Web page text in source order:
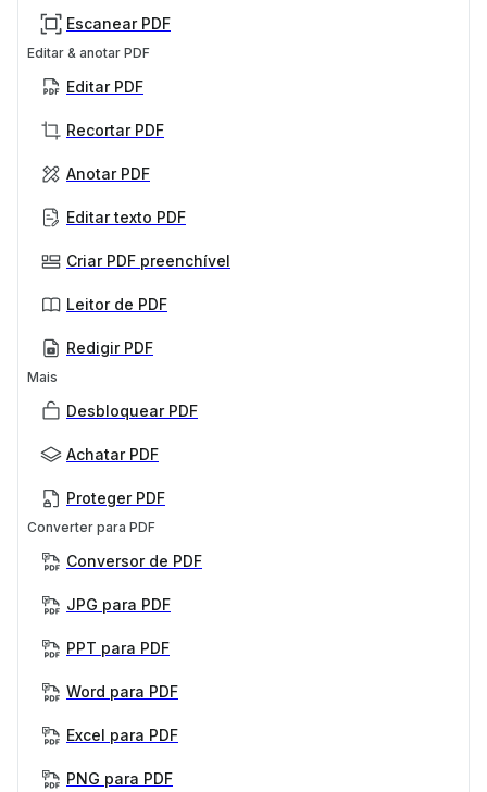
Escanear PDF
Editar & anotar PDF
Editar PDF
Recortar PDF
Anotar PDF
Editar texto PDF
Criar PDF preenchível
Leitor de PDF
Redigir PDF
Mais
Desbloquear PDF
Achatar PDF
Proteger PDF
Converter para PDF
Conversor de PDF
JPG para PDF
PPT para PDF
Word para PDF
Excel para PDF
PNG para PDF